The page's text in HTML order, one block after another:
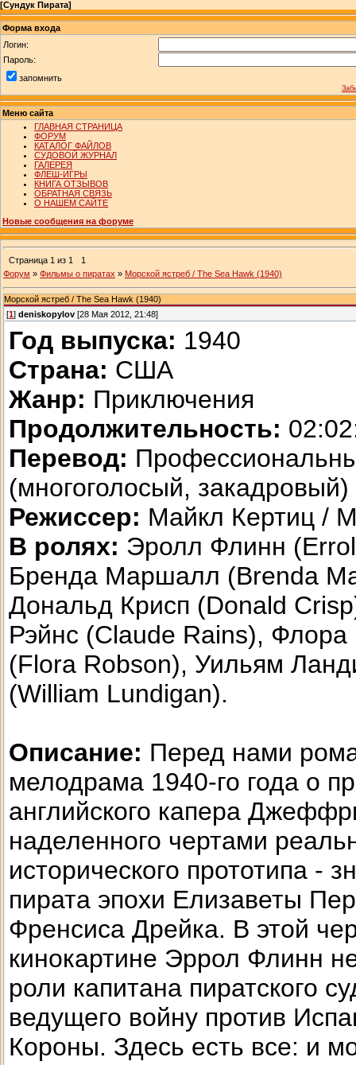
[Сундук Пирата]
Форма входа
Логин:
Пароль:
запомнить
Меню сайта
ГЛАВНАЯ СТРАНИЦА
ФОРУМ
КАТАЛОГ ФАЙЛОВ
СУДОВОЙ ЖУРНАЛ
ГАЛЕРЕЯ
ФЛЕШ-ИГРЫ
КНИГА ОТЗЫВОВ
ОБРАТНАЯ СВЯЗЬ
О НАШЕМ САЙТЕ
Новые сообщения на форуме
Страница 1 из 1
1
Форум » Фильмы о пиратах » Морской ястреб / The Sea Hawk (1940)
Морской ястреб / The Sea Hawk (1940)
[1] deniskopylov [28 Мая 2012, 21:48]
Год выпуска: 1940
Страна: США
Жанр: Приключения
Продолжительность:
Перевод:
(многоголосый, закадровый)
Режиссер: Майкл Кертиц /
В ролях: Эролл Флинн
Бренда Маршалл (Brenda
Дональд Крисп (Donald
Рэйнс (Claude Rains), Флора
(Flora Robson), Уильям
(William Lundigan).
Описание: Перед нами
мелодрама 1940-го года о
английского капера
наделенного чертами
исторического прототипа -
пирата эпохи Елизаветы
Френсиса Дрейка. В этой
кинокартине Эррол Флинн
роли капитана пиратского
ведущего войну против
Короны. Здесь есть все: и